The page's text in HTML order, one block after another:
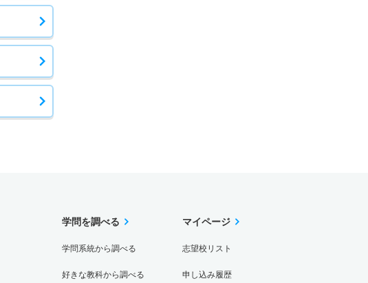
学問を調べる
学問系統から調べる
好きな教科から調べる
マイページ
志望校リスト
申し込み履歴